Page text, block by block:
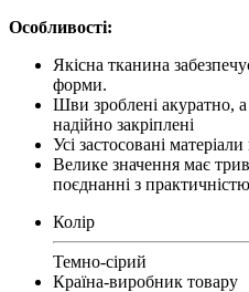
Особливості:
Якісна тканина
форми.
Шви зроблені акуратно,
надійно закріплені
Усі застосовані
Велике значення має
поєднанні з
Колір
Темно-сірий
Країна-виробник товару